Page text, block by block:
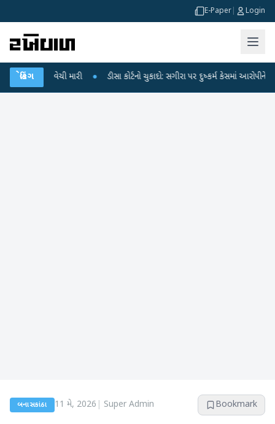
E-Paper Login
બ્રેકિંગ
વેચી મારી ● ડીસા કોર્ટનો ચુકાદો: સગીરા પર દુષ્કર્મ કેસમાં આરોપીને ૨૦
બનાસકાંઠા 11 મે, 2026 Super Admin Bookmark